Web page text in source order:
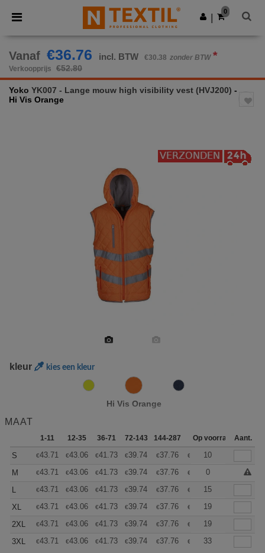
× Ntextil-app
Betere prijzen in de app!
Download app
0
Vanaf €36.76 incl. BTW €30.38 zonder BTW *
Verkoopprijs €52.80
Yoko YK007 - Lange mouw high visibility vest (HVJ200) -
Hi Vis Orange
kleur kies een kleur
Hi Vis Orange
MAAT
1-11 12-35 36-71 72-143 144-287 288 + Meer
Op voorraadAant.
S €43.71 €43.06 €41.73 €39.74 €37.76 € 36.76
10
M
€43.71 €43.06 €41.73 €39.74 €37.76 € 36.76
0
L
€43.71 €43.06 €41.73 €39.74 €37.76 € 36.76
15
XL
€43.71 €43.06 €41.73 €39.74 €37.76 € 36.76
19
2XL
€43.71 €43.06 €41.73 €39.74 €37.76 € 36.76
19
3XL
€43.71 €43.06 €41.73 €39.74 €37.76 € 36.76
33